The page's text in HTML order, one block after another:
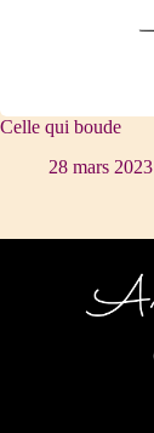
Celle qui boude
28 mars 2023